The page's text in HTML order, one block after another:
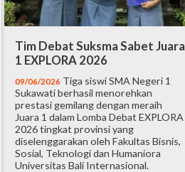
Tim Debat Suksma Sabet Juara
1 EXPLORA 2026
09/06/2026 Tiga siswi SMA Negeri 1
Sukawati berhasil menorehkan
prestasi gemilang dengan meraih
Juara 1 dalam Lomba Debat EXPLORA
2026 tingkat provinsi yang
diselenggarakan oleh Fakultas Bisnis,
Sosial, Teknologi dan Humaniora
Universitas Bali Internasional.